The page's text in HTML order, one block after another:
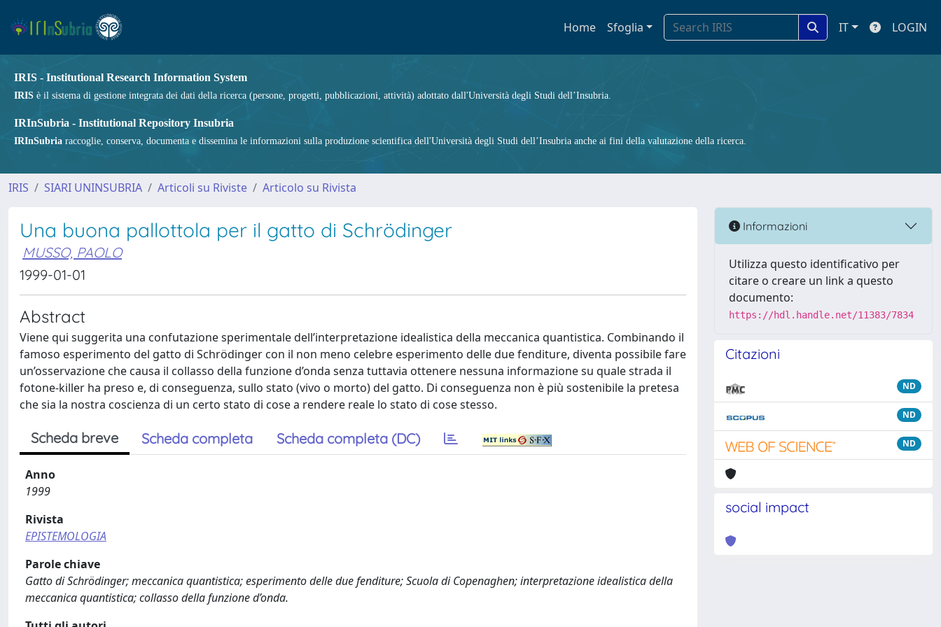
Home Sfoglia IT LOGIN
IRIS - Institutional Research Information System
IRIS è il sistema di gestione integrata dei dati della ricerca (persone, progetti, pubblicazioni, attività) adottato dall'Università degli Studi dell’Insubria.
IRInSubria - Institutional Repository Insubria
IRInSubria raccoglie, conserva, documenta e dissemina le informazioni sulla produzione scientifica dell'Università degli Studi dell’Insubria anche ai fini della valutazione della ricerca.
IRIS SIARI UNINSUBRIA Articoli su Riviste Articolo su Rivista
Una buona pallottola per il gatto di Schrödinger
MUSSO, PAOLO
1999-01-01
Abstract
Viene qui suggerita una confutazione sperimentale dell’interpretazione idealistica della meccanica quantistica. Combinando il
famoso esperimento del gatto di Schrödinger con il non meno celebre esperimento delle due fenditure, diventa possibile fare
un’osservazione che causa il collasso della funzione d’onda senza tuttavia ottenere nessuna informazione su quale strada il
fotone-killer ha preso e, di conseguenza, sullo stato (vivo o morto) del gatto. Di conseguenza non è più sostenibile la pretesa
che sia la nostra coscienza di un certo stato di cose a rendere reale lo stato di cose stesso.
Scheda breve Scheda completa Scheda completa (DC)
Anno
1999
Rivista
EPISTEMOLOGIA
Parole chiave
Gatto di Schrödinger; meccanica quantistica; esperimento delle due fenditure; Scuola di Copenaghen; interpretazione idealistica della
meccanica quantistica; collasso della funzione d’onda.
Informazioni
Utilizza questo identificativo per
citare o creare un link a questo
documento:
https://hdl.handle.net/11383/7834
Citazioni
ND
ND
ND
social impact